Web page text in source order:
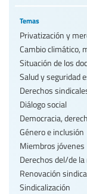
Temas
Privatización y
Cambio climático,
Situación de los
Salud y seguridad
Derechos
Diálogo social
Democracia,
Género e inclusión
Miembros jóvenes
Derechos del/de
Renovación
Sindicalización